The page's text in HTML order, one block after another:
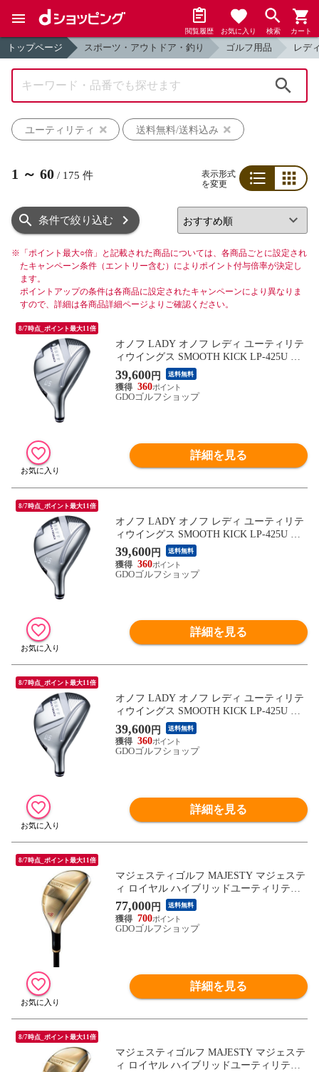
閲覧履歴 お気に入り 検索 カート
トップページ スポーツ・アウトドア・釣り ゴルフ用品 レデ
ユーティリティ
送料無料/送料込み
1 ～ 60 / 175 件
表示形式
を変更
条件で絞り込む
※ 「ポイント最大○倍」と記載された商品については、各商品ごとに設定され
たキャンペーン条件（エントリー含む）によりポイント付与倍率が決定し
ます。
ポイントアップの条件は各商品に設定されたキャンペーンにより異なりま
すので、詳細は各商品詳細ページよりご確認ください。
8/7時点_ポイント最大11倍
オノフ LADY オノフ レディ ユーティリテ
ィウイングス SMOOTH KICK LP-425U パ
ープル シャフト：SMOOTH KICK LP-425U
パープル L U7 30° 37.5inch レディス
39,600円 送料無料
360
GDOゴルフショップ
詳細を見る
8/7時点_ポイント最大11倍
オノフ LADY オノフ レディ ユーティリテ
ィウイングス SMOOTH KICK LP-425U パ
ープル シャフト：SMOOTH KICK LP-425U
パープル A U4 21° 39.5inch レディス
39,600円 送料無料
360
GDOゴルフショップ
詳細を見る
8/7時点_ポイント最大11倍
オノフ LADY オノフ レディ ユーティリテ
ィウイングス SMOOTH KICK LP-425U パ
ープル シャフト：SMOOTH KICK LP-425U
パープル L U4 21° 39inch レディス
39,600円 送料無料
360
GDOゴルフショップ
詳細を見る
8/7時点_ポイント最大11倍
マジェスティゴルフ MAJESTY マジェステ
ィ ロイヤル ハイブリッドユーティリティ
MAJESTY Royale TL560 シャフト：MAJES
TY Royale TL560 L H5 25° 38.5inch レディ
ス
77,000円 送料無料
700
GDOゴルフショップ
詳細を見る
8/7時点_ポイント最大11倍
マジェスティゴルフ MAJESTY マジェステ
ィ ロイヤル ハイブリッドユーティリティ